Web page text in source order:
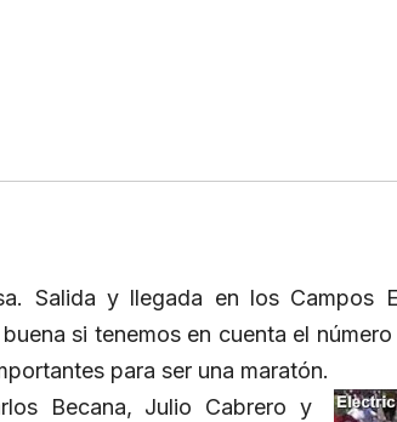
Salida y llegada en los
si tenemos en cuenta el
para ser una maratón.
Becana, Julio Cabrero y